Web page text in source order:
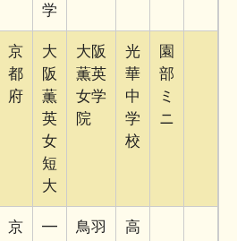
学
京
都
府
大
阪
薫
英
女
短
大
大阪
薫英
女学
院
光
華
中
学
校
園
部
ミ
ニ
京
━
鳥羽
高